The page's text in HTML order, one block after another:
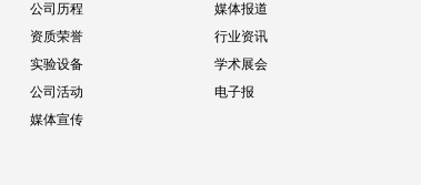
公司历程 媒体报道
资质荣誉
行业资讯
实验设备
学术展会
公司活动
电子报
媒体宣传